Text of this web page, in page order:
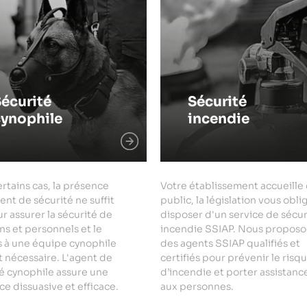
cas, la présence
de sécurité ne suffit
assurer la sécurité de
et personnels et le
à une équipe cynophile
nécessaire. L'agent de
cynophile assure une
dissuasive et efficace.
Sécurité
incendie
Votre établissement accueille
public, la législation vous
disposer d'un service de
incendie SSIAP. Nous
des agents SSIAP qualifiés et
certifiés pour prévenir le
d’incendie et porter
aux personnes.